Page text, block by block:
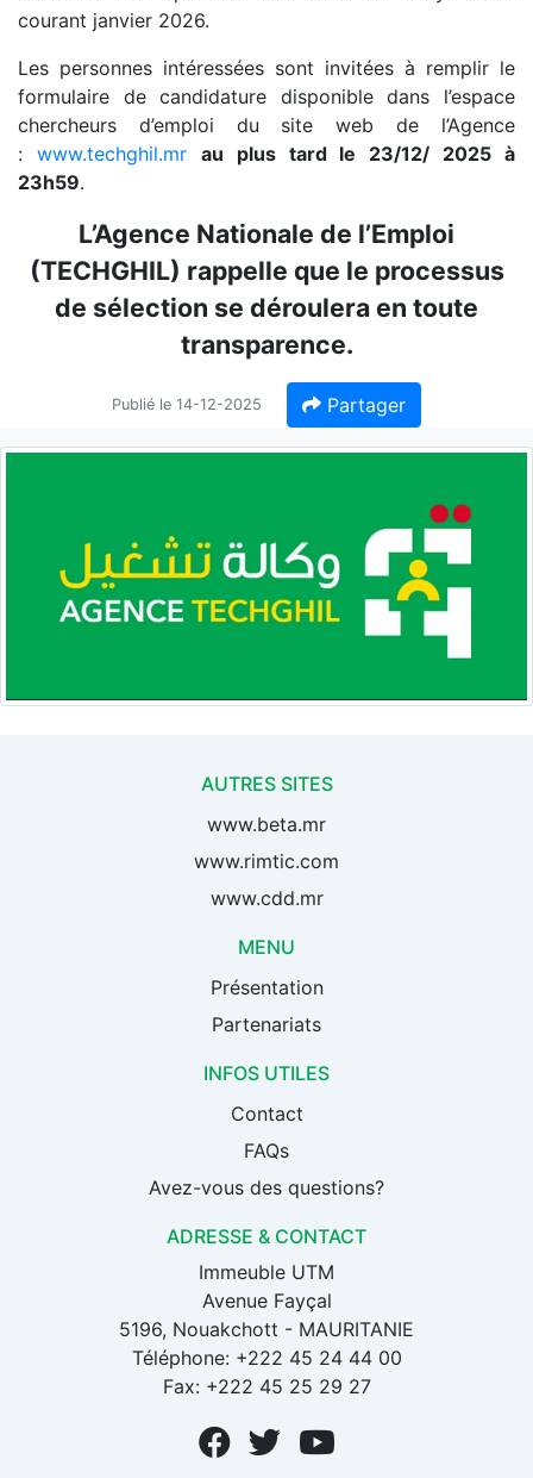
courant janvier 2026.
Les personnes intéressées sont invitées à remplir le
formulaire de candidature disponible dans l’espace
chercheurs d’emploi du site web de l’Agence
: www.techghil.mr
au plus tard le 23/12/ 2025 à
23h59.
L’Agence Nationale de l’Emploi
(TECHGHIL) rappelle que le processus
de sélection se déroulera en toute
transparence.
Publié le 14-12-2025 Partager
AUTRES SITES
www.beta.mr
www.rimtic.com
www.cdd.mr
MENU
Présentation
Partenariats
INFOS UTILES
Contact
FAQs
Avez-vous des questions?
ADRESSE & CONTACT
Immeuble UTM
Avenue Fayçal
5196, Nouakchott - MAURITANIE
Téléphone: +222 45 24 44 00
Fax: +222 45 25 29 27